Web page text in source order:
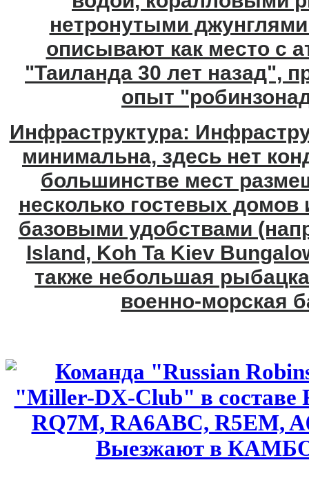
нетронутыми
описывают как место с
"Таиланда 30 лет назад",
опыт
Инфраструктура:
минимальна, здесь нет
большинстве мест
несколько гостевых домов
базовыми удобствами
Island, Koh Ta Kiev
также небольшая
военно-морская